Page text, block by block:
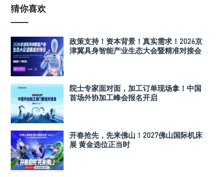
猜你喜欢
政策支持！资本背景！真实需求！2026京
津冀具身智能产业生态大会暨精准对接会
院士专家面对面，加工订单现场拿！中国
首场外协加工峰会报名开启
开春抢先，先来佛山！2027佛山国际机床
展 黄金选位正当时